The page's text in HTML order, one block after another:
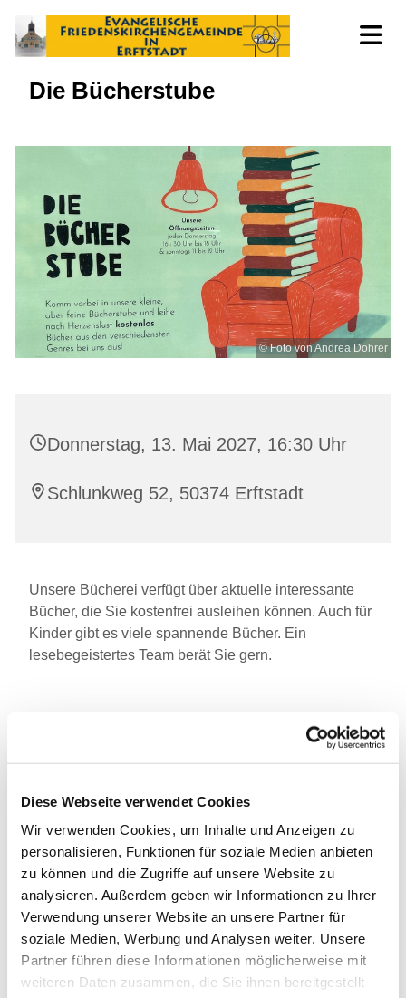
Diese Webseite verwendet Cookies
Wir verwenden Cookies, um Inhalte und Anzeigen zu
personalisieren, Funktionen für soziale Medien anbieten
zu können und die Zugriffe auf unsere Website zu
analysieren. Außerdem geben wir Informationen zu Ihrer
Verwendung unserer Website an unsere Partner für
soziale Medien, Werbung und Analysen weiter. Unsere
Partner führen diese Informationen möglicherweise mit
weiteren Daten zusammen, die Sie ihnen bereitgestellt
Die Bücherstube
© Foto von Andrea Döhrer
Donnerstag, 13. Mai 2027, 16:30 Uhr
Schlunkweg 52, 50374 Erftstadt
Unsere Bücherei verfügt über aktuelle interessante
Bücher, die Sie kostenfrei ausleihen können. Auch für
Kinder gibt es viele spannende Bücher. Ein
lesebegeistertes Team berät Sie gern.